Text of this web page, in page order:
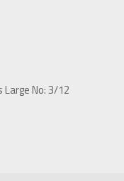
Large No: 3/12